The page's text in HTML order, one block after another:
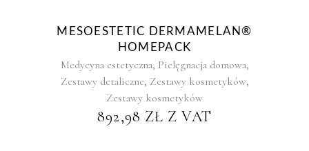
MESOESTETIC DERMAMELAN®
HOMEPACK
Medycyna estetyczna, Pielęgnacja domowa,
Zestawy detaliczne, Zestawy kosmetyków,
Zestawy kosmetyków
892,98 ZŁ Z VAT